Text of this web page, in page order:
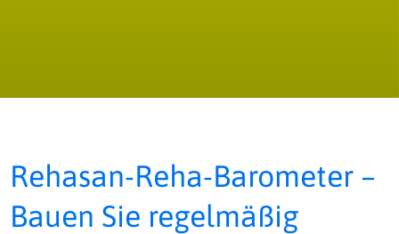
Rehasan-Reha-Barometer –
Bauen Sie regelmäßig